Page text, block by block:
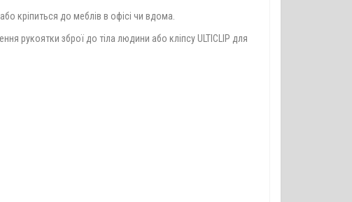
кріпиться до меблів в офісі чи вдома.
рукоятки зброї до тіла людини або кліпсу ULTICLIP для